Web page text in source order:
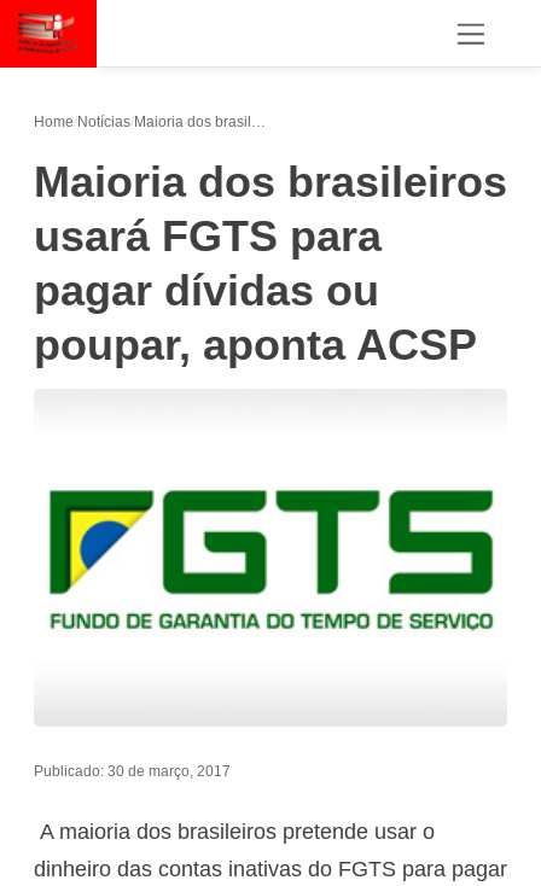
Home/Notícias/
Maioria dos brasileiros
usará FGTS para
pagar dívidas ou
poupar, aponta ACSP
Publicado: 30 de março, 2017
A maioria dos brasileiros pretende usar o
dinheiro das contas inativas do FGTS para pagar